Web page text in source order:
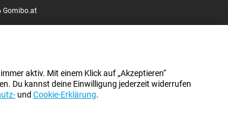
Gomibo.at
aktiv. Mit einem Klick auf „Akzeptieren“
Du kannst deine Einwilligung jederzeit widerrufen
und Cookie-Erklärung.